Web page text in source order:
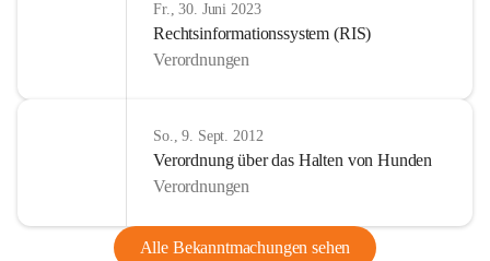
Fr., 30. Juni 2023
Rechtsinformationssystem (RIS)
Verordnungen
So., 9. Sept. 2012
Verordnung über das Halten von Hunden
Verordnungen
Alle Bekanntmachungen sehen